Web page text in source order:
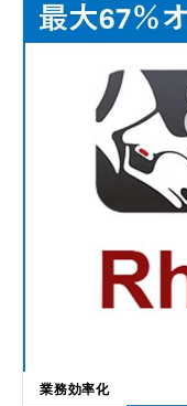
ージ、Googleマップ・
ーV3と合わせて、補助金
す。集客アップにつなが
わせてご検討下さい💔
売する可能性がある（多言語対応） Shopifyは利用
安心して利用することが
開等）へも、しっかり対
何年も長期間使い続けることがで
細はカタログ等でもご確認いただけます ・注文
理 ・商品ページ管理 ・
商品レポート ・アプリ連
業務効率化